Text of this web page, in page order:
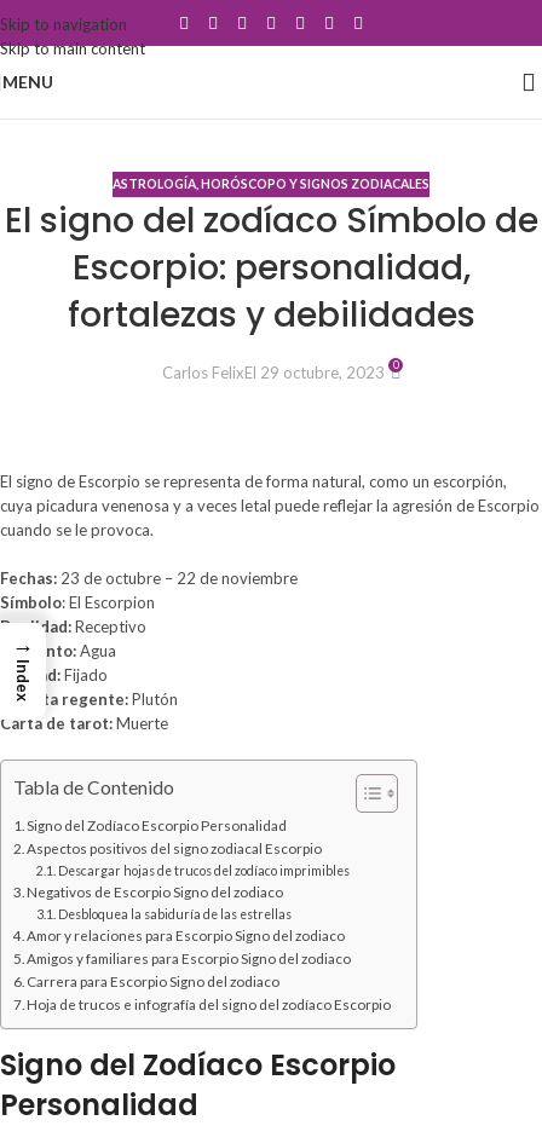
Skip to navigation
Skip to main content
MENU
ASTROLOGÍA, HORÓSCOPO Y SIGNOS ZODIACALES
El signo del zodíaco Símbolo de
Escorpio: personalidad,
fortalezas y debilidades
Carlos FelixEl 29 octubre, 2023 0
El signo de Escorpio se representa de forma natural, como un escorpión,
cuya picadura venenosa y a veces letal puede reflejar la agresión de Escorpio
cuando se le provoca.
Fechas: 23 de octubre – 22 de noviembre
Símbolo: El Escorpion
Dualidad:Receptivo
Elemento:Agua
Calidad:Fijado
Planeta regente:Plutón
Carta de tarot:Muerte
Tabla de Contenido
Signo del Zodíaco Escorpio Personalidad
Aspectos positivos del signo zodiacal Escorpio
Descargar hojas de trucos del zodíaco imprimibles
Negativos de Escorpio Signo del zodiaco
Desbloquea la sabiduría de las estrellas
Amor y relaciones para Escorpio Signo del zodiaco
Amigos y familiares para Escorpio Signo del zodiaco
Carrera para Escorpio Signo del zodiaco
Hoja de trucos e infografía del signo del zodíaco Escorpio
Signo del Zodíaco Escorpio
Personalidad
→
Index